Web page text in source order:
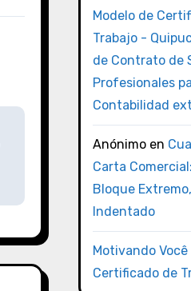
Modelo de
Trabajo -
de Contrato de
Profesionales
Contabilidad
Anónimoen
Carta
Bloque
Indentado
Motivando Você
Certificado de